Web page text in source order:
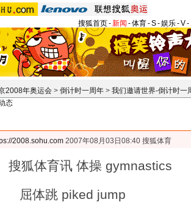
搜狐首页-新闻 -体育-S-娱乐-V-
2008年奥运会 > 倒计时一周年 > 我们邀请世界-倒计时一
态
2008.sohu.com 2007年08月03日08:40 搜狐体育
搜狐体育讯 体操 gymnastics
屈体跳 piked jump